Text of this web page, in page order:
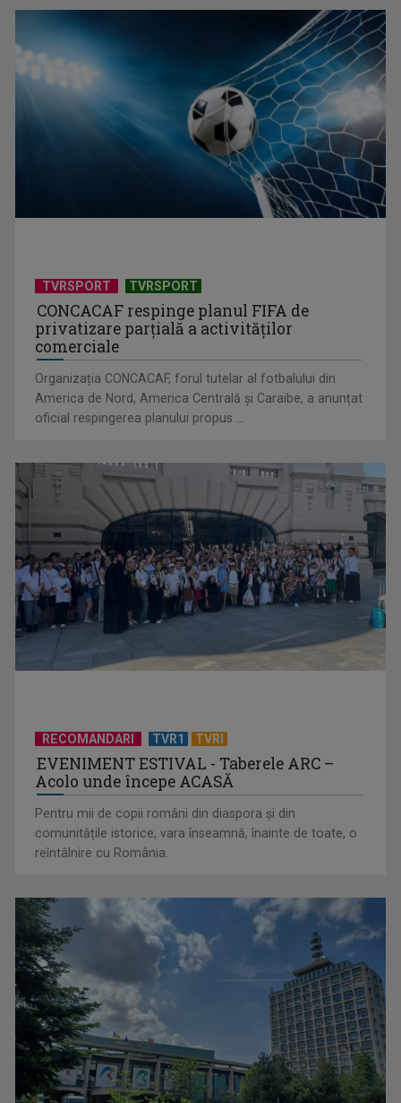
Materiale delicate și rafinament
TVRSPORT TVRSPORT
CONCACAF respinge planul FIFA de
privatizare parțială a activităților
comerciale
Organizația CONCACAF, forul tutelar al fotbalului din
America de Nord, America Centrală și Caraibe, a anunțat
oficial respingerea planului propus ...
RECOMANDARI TVR1 TVRI
EVENIMENT ESTIVAL - Taberele ARC –
Acolo unde începe ACASĂ
Pentru mii de copii români din diaspora și din
comunitățile istorice, vara înseamnă, înainte de toate, o
reîntâlnire cu România.